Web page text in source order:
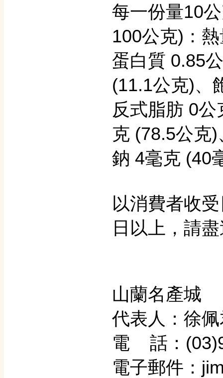
每一份量10
100公克)：
蛋白質 0.85
(11.1公克)、
反式脂肪 0
克 (78.5公克
鈉 4毫克 (40
以消費者收
日以上，請
山蘭名產城
代表人：徐
電 話：
電子郵件：